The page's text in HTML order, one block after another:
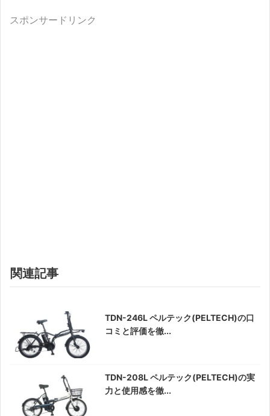
スポンサードリンク
関連記事
TDN-246L ペルテック(PELTECH)の口
コミと評価を徹...
TDN-208L ペルテック(PELTECH)の実
力と使用感を徹...